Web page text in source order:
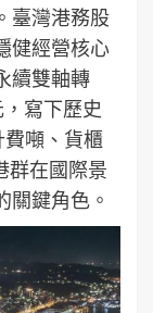
臺灣港務股
健經營核心
續雙軸轉
寫下歷史
費噸、貨櫃
群在國際景
關鍵角色。